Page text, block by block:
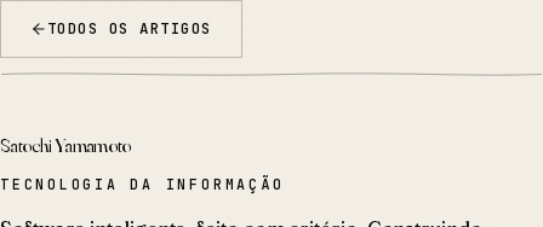
TODOS OS ARTIGOS
Satochi Yamamoto
TECNOLOGIA DA INFORMAÇÃO